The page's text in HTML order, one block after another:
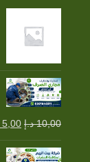
10,00 د.إ 5,00